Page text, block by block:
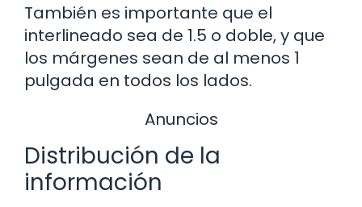
También es importante que el
interlineado sea de 1.5 o doble, y que
los márgenes sean de al menos 1
pulgada en todos los lados.
Anuncios
Distribución de la
información